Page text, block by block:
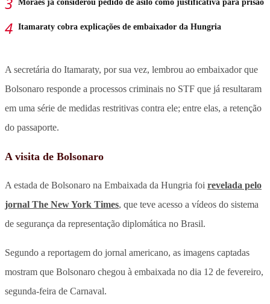
Moraes já considerou pedido de asilo como justificativa para prisão
Itamaraty cobra explicações de embaixador da Hungria
A secretária do Itamaraty, por sua vez, lembrou ao embaixador que
Bolsonaro responde a processos criminais no STF que já resultaram
em uma série de medidas restritivas contra ele; entre elas, a retenção
do passaporte.
A visita de Bolsonaro
A estada de Bolsonaro na Embaixada da Hungria foi revelada pelo
jornal The New York Times, que teve acesso a vídeos do sistema
de segurança da representação diplomática no Brasil.
Segundo a reportagem do jornal americano, as imagens captadas
mostram que Bolsonaro chegou à embaixada no dia 12 de fevereiro,
segunda-feira de Carnaval.